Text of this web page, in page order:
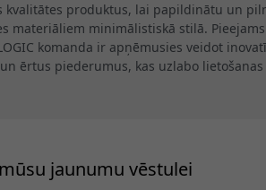
produktus, lai papildinātu un
materiāliem minimālistiskā stilā.
komanda ir apņēmusies veidot
ērtus piederumus, kas uzlabo
jaunumu vēstulei